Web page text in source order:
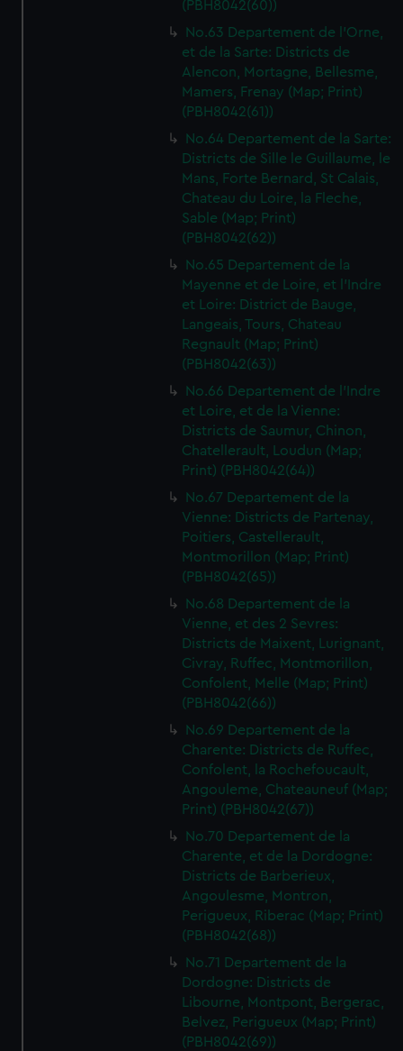
We’d like to use additional cookies to remember your
preferences, understand how our website is used, and to
help us improve it. We may also use cookies to tailor our
marketing to your interests and deliver embedded content
from third-party sources. You can choose to allow all
cookies, change your preferences or opt-out at any time.
(PBH8042(60))
No.63 Departement de l'Orne,
et de la Sarte: Districts de
Alencon, Mortagne, Bellesme,
Mamers, Frenay (Map; Print)
(PBH8042(61))
No.64 Departement de la Sarte:
Districts de Sille le Guillaume, le
Mans, Forte Bernard, St Calais,
Chateau du Loire, la Fleche,
Sable (Map; Print)
(PBH8042(62))
No.65 Departement de la
Mayenne et de Loire, et l'Indre
et Loire: District de Bauge,
Langeais, Tours, Chateau
Regnault (Map; Print)
(PBH8042(63))
No.66 Departement de l'Indre
et Loire, et de la Vienne:
Districts de Saumur, Chinon,
Chatellerault, Loudun (Map;
Print) (PBH8042(64))
No.67 Departement de la
Vienne: Districts de Partenay,
Poitiers, Castellerault,
Montmorillon (Map; Print)
(PBH8042(65))
No.68 Departement de la
Vienne, et des 2 Sevres:
Districts de Maixent, Lurignant,
Civray, Ruffec, Montmorillon,
Confolent, Melle (Map; Print)
(PBH8042(66))
No.69 Departement de la
Charente: Districts de Ruffec,
Confolent, la Rochefoucault,
Angouleme, Chateauneuf (Map;
Print) (PBH8042(67))
No.70 Departement de la
Charente, et de la Dordogne:
Districts de Barberieux,
Angoulesme, Montron,
Perigueux, Riberac (Map; Print)
(PBH8042(68))
No.71 Departement de la
Dordogne: Districts de
Libourne, Montpont, Bergerac,
Belvez, Perigueux (Map; Print)
(PBH8042(69))